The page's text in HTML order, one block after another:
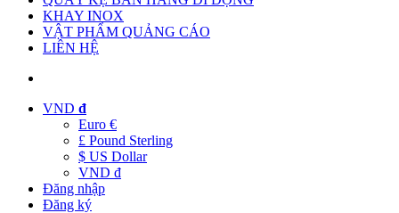
KHAY INOX
VẬT PHẨM QUẢNG CÁO
LIÊN HỆ
VND đ
Euro €
£ Pound Sterling
$ US Dollar
VND đ
Đăng nhập
Đăng ký